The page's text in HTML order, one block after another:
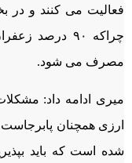
فعالیت می کنند و در
مصرف می شود.
میری ادامه داد:
ارزی همچنان
شده است که باید